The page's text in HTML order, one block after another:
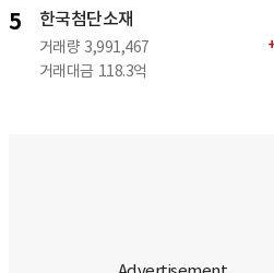
5 한국첨단소재
거래량 3,991,467
거래대금 118.3억